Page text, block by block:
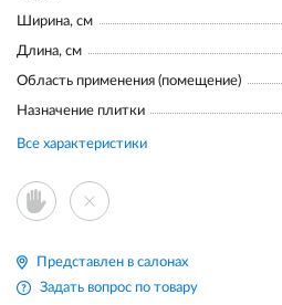
Ширина, см
Длина, см
Область применения (помещение)
Назначение плитки
Все характеристики
Представлен в салонах
Задать вопрос по товару